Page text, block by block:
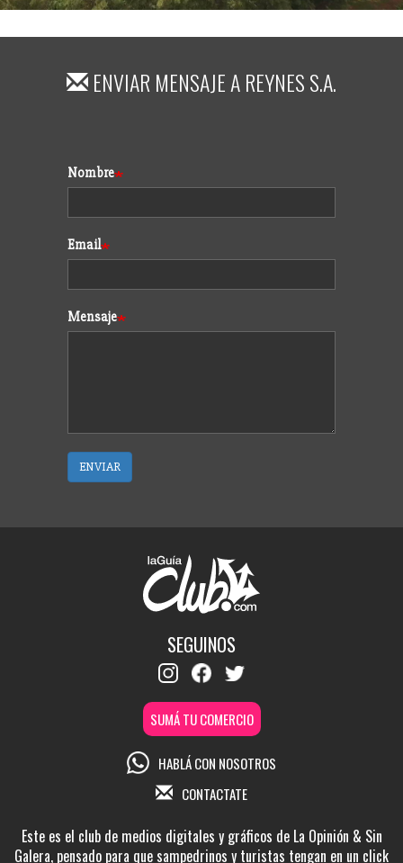
ENVIAR MENSAJE AREYNES S.A.
Formulario
Nombre
Email
Mensaje
ENVIAR
SEGUINOS
SUMÁ TU COMERCIO
HABLÁ CON NOSOTROS
CONTACTATE
Este es el club de medios digitales y gráficos de La Opinión & Sin
Galera, pensado para que sampedrinos y turistas tengan en un click